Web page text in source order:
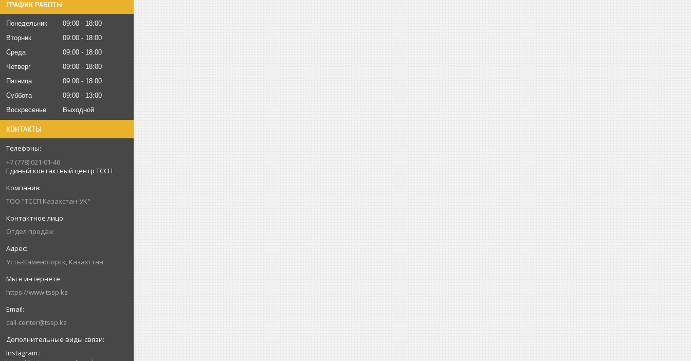
ГРАФИК РАБОТЫ
Понедельник 09:00
18:00
Вторник
09:00
18:00
Среда
09:00
18:00
Четверг
09:00
18:00
Пятница
09:00
18:00
Суббота
09:00
13:00
Воскресенье
Выходной
КОНТАКТЫ
+7 (778) 021-01-46
Единый контактный центр ТССП
ТОО "ТССП Казахстан-УК"
Отдел продаж
Усть-Каменогорск, Казахстан
https://www.tssp.kz
call-center@tssp.kz
Instagram